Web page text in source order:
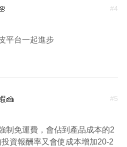
平台一起進步
#4
🍰
制免運費，會佔到產品成本的2
資報酬率又會使成本增加20-2
#5